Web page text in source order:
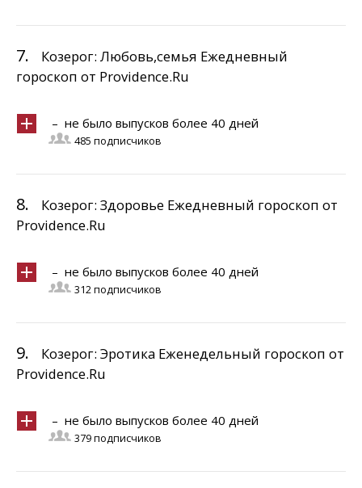
7.
Козерог: Любовь,семья Ежедневный
гороскоп от Providence.Ru
– не было выпусков более 40 дней
485 подписчиков
8.
Козерог: Здоровье Ежедневный гороскоп от
Providence.Ru
– не было выпусков более 40 дней
312 подписчиков
9.
Козерог: Эротика Еженедельный гороскоп от
Providence.Ru
– не было выпусков более 40 дней
379 подписчиков